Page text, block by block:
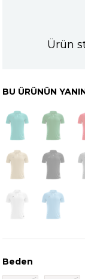
Ürün
BU ÜRÜNÜN
Beden